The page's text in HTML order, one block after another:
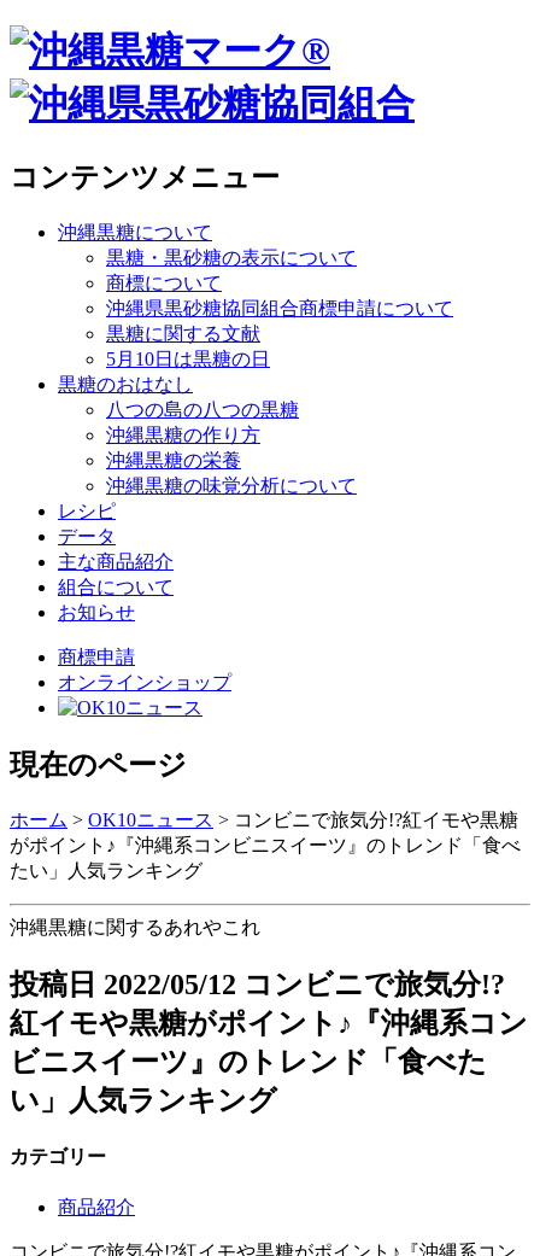
コンテンツメニュー
沖縄黒糖について
黒糖・黒砂糖の表示について
商標について
沖縄県黒砂糖協同組合商標申請について
黒糖に関する文献
5月10日は黒糖の日
黒糖のおはなし
八つの島の八つの黒糖
沖縄黒糖の作り方
沖縄黒糖の栄養
沖縄黒糖の味覚分析について
レシピ
データ
主な商品紹介
組合について
お知らせ
商標申請
オンラインショップ
現在のページ
ホーム > OK10ニュース > コンビニで旅気分!?紅イモや黒糖
がポイント♪『沖縄系コンビニスイーツ』のトレンド「食べ
たい」人気ランキング
沖縄黒糖に関するあれやこれ
投稿日 2022/05/12 コンビニで旅気分!?
紅イモや黒糖がポイント♪『沖縄系コン
ビニスイーツ』のトレンド「食べた
い」人気ランキング
カテゴリー
商品紹介
コンビニで旅気分!?紅イモや黒糖がポイント♪『沖縄系コン